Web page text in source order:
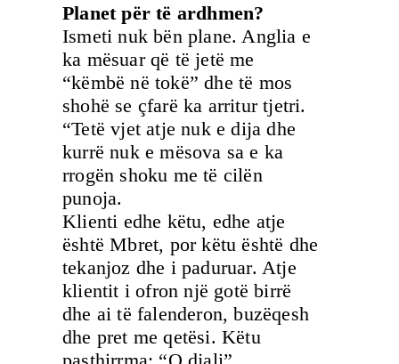
Planet për të ardhmen?
Ismeti nuk bën plane. Anglia e
ka mësuar që të jetë me
“këmbë në tokë” dhe të mos
shohë se çfarë ka arritur tjetri.
“Tetë vjet atje nuk e dija dhe
kurrë nuk e mësova sa e ka
rrogën shoku me të cilën
punoja.
Klienti edhe këtu, edhe atje
është Mbret, por këtu është dhe
tekanjoz dhe i paduruar. Atje
klientit i ofron një gotë birrë
dhe ai të falenderon, buzëqesh
dhe pret me qetësi. Këtu